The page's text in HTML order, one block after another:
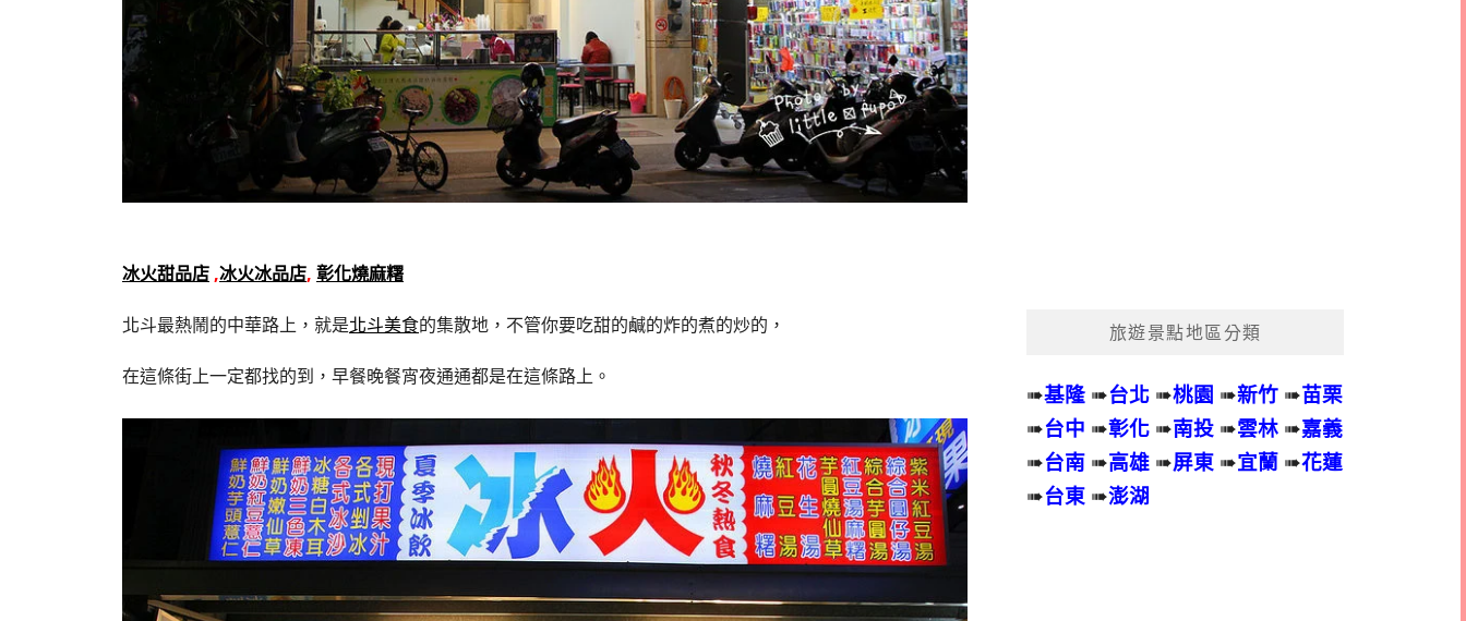
冰火甜品店 ,冰火冰品店, 彰化燒麻糬
北斗最熱鬧的中華路上，就是北斗美食的集散地，不管你要吃甜的鹹的炸的煮的炒的，
在這條街上一定都找的到，早餐晚餐宵夜通通都是在這條路上。
旅遊景點地區分類
➠基隆 ➠台北 ➠桃園 ➠新竹 ➠苗栗
➠台中 ➠彰化 ➠南投 ➠雲林 ➠嘉義
➠台南 ➠高雄 ➠屏東 ➠宜蘭 ➠花蓮
➠台東 ➠澎湖